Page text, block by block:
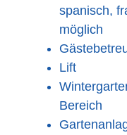
spanisch,
möglich
Lift
Bereich